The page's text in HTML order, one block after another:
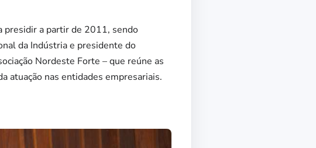
presidir a partir de 2011, sendo
da Indústria e presidente do
Nordeste Forte – que reúne as
atuação nas entidades empresariais.